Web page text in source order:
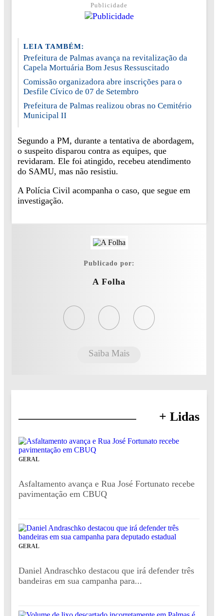
Publicidade
LEIA TAMBÉM:
Prefeitura de Palmas avança na revitalização da
Capela Mortuária Bom Jesus Ressuscitado
Comissão organizadora abre inscrições para o
Desfile Cívico de 07 de Setembro
Prefeitura de Palmas realizou obras no Cemitério
Municipal II
Segundo a PM, durante a tentativa de abordagem,
o suspeito disparou contra as equipes, que
revidaram. Ele foi atingido, recebeu atendimento
do SAMU, mas não resistiu.
A Polícia Civil acompanha o caso, que segue em
investigação.
Publicado por:
A Folha
Saiba Mais
+ Lidas
GERAL
Asfaltamento avança e Rua José Fortunato recebe
pavimentação em CBUQ
GERAL
Daniel Andraschko destacou que irá defender três
bandeiras em sua campanha para...